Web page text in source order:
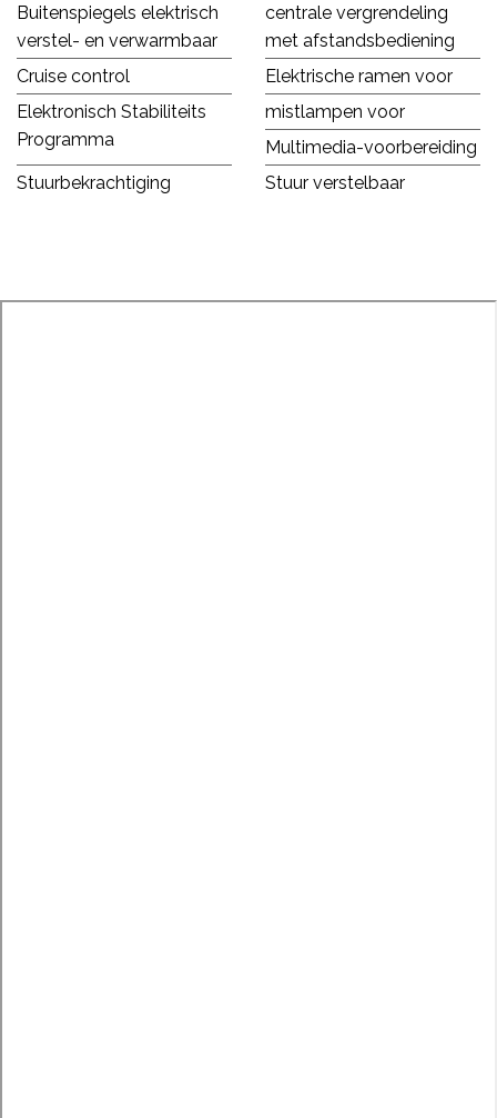
Buitenspiegels elektrisch
verstel- en verwarmbaar
centrale vergrendeling
met afstandsbediening
Cruise control
Elektrische ramen voor
Elektronisch Stabiliteits
Programma
mistlampen voor
Multimedia-voorbereiding
Stuurbekrachtiging
Stuur verstelbaar